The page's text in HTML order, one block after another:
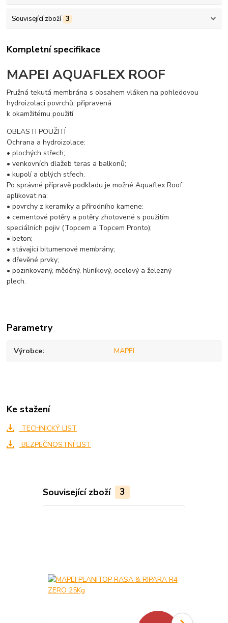
Související zboží 3
Kompletní specifikace
MAPEIAQUAFLEX ROOF
Pružná tekutá membrána s obsahem vláken na pohledovou
hydroizolaci povrchů, připravená
k okamžitému použití
OBLASTI POUŽITÍ
Ochrana a hydroizolace:
• plochých střech;
• venkovních dlažeb teras a balkonů;
• kupolí a oblých střech.
Po správné přípravě podkladu je možné Aquaflex Roof
aplikovat na:
• povrchy z keramiky a přírodního kamene:
• cementové potěry a potěry zhotovené s použitím
speciálních pojiv (Topcem a Topcem Pronto);
• beton;
• stávající bitumenové membrány;
• dřevěné prvky;
• pozinkovaný, měděný, hliníkový, ocelový a železný
plech.
Parametry
Výrobce MAPEI
Ke stažení
TECHNICKÝ LIST
BEZPEČNOSTNÍ LIST
Související zboží 3